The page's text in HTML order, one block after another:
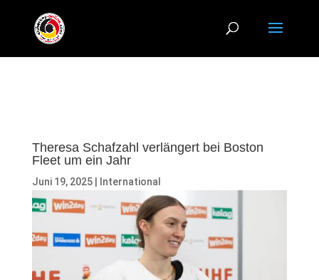
Theresa Schafzahl verlängert bei Boston
Fleet um ein Jahr
Juni 19, 2025| International